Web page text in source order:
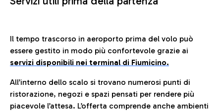
Il tempo trascorso in aeroporto prima del volo può
essere gestito in modo più confortevole grazie ai
servizi disponibili nei terminal di Fiumicino.
All’interno dello scalo si trovano numerosi punti di
ristorazione, negozi e spazi pensati per rendere più
piacevole l’attesa. L’offerta comprende anche ambienti